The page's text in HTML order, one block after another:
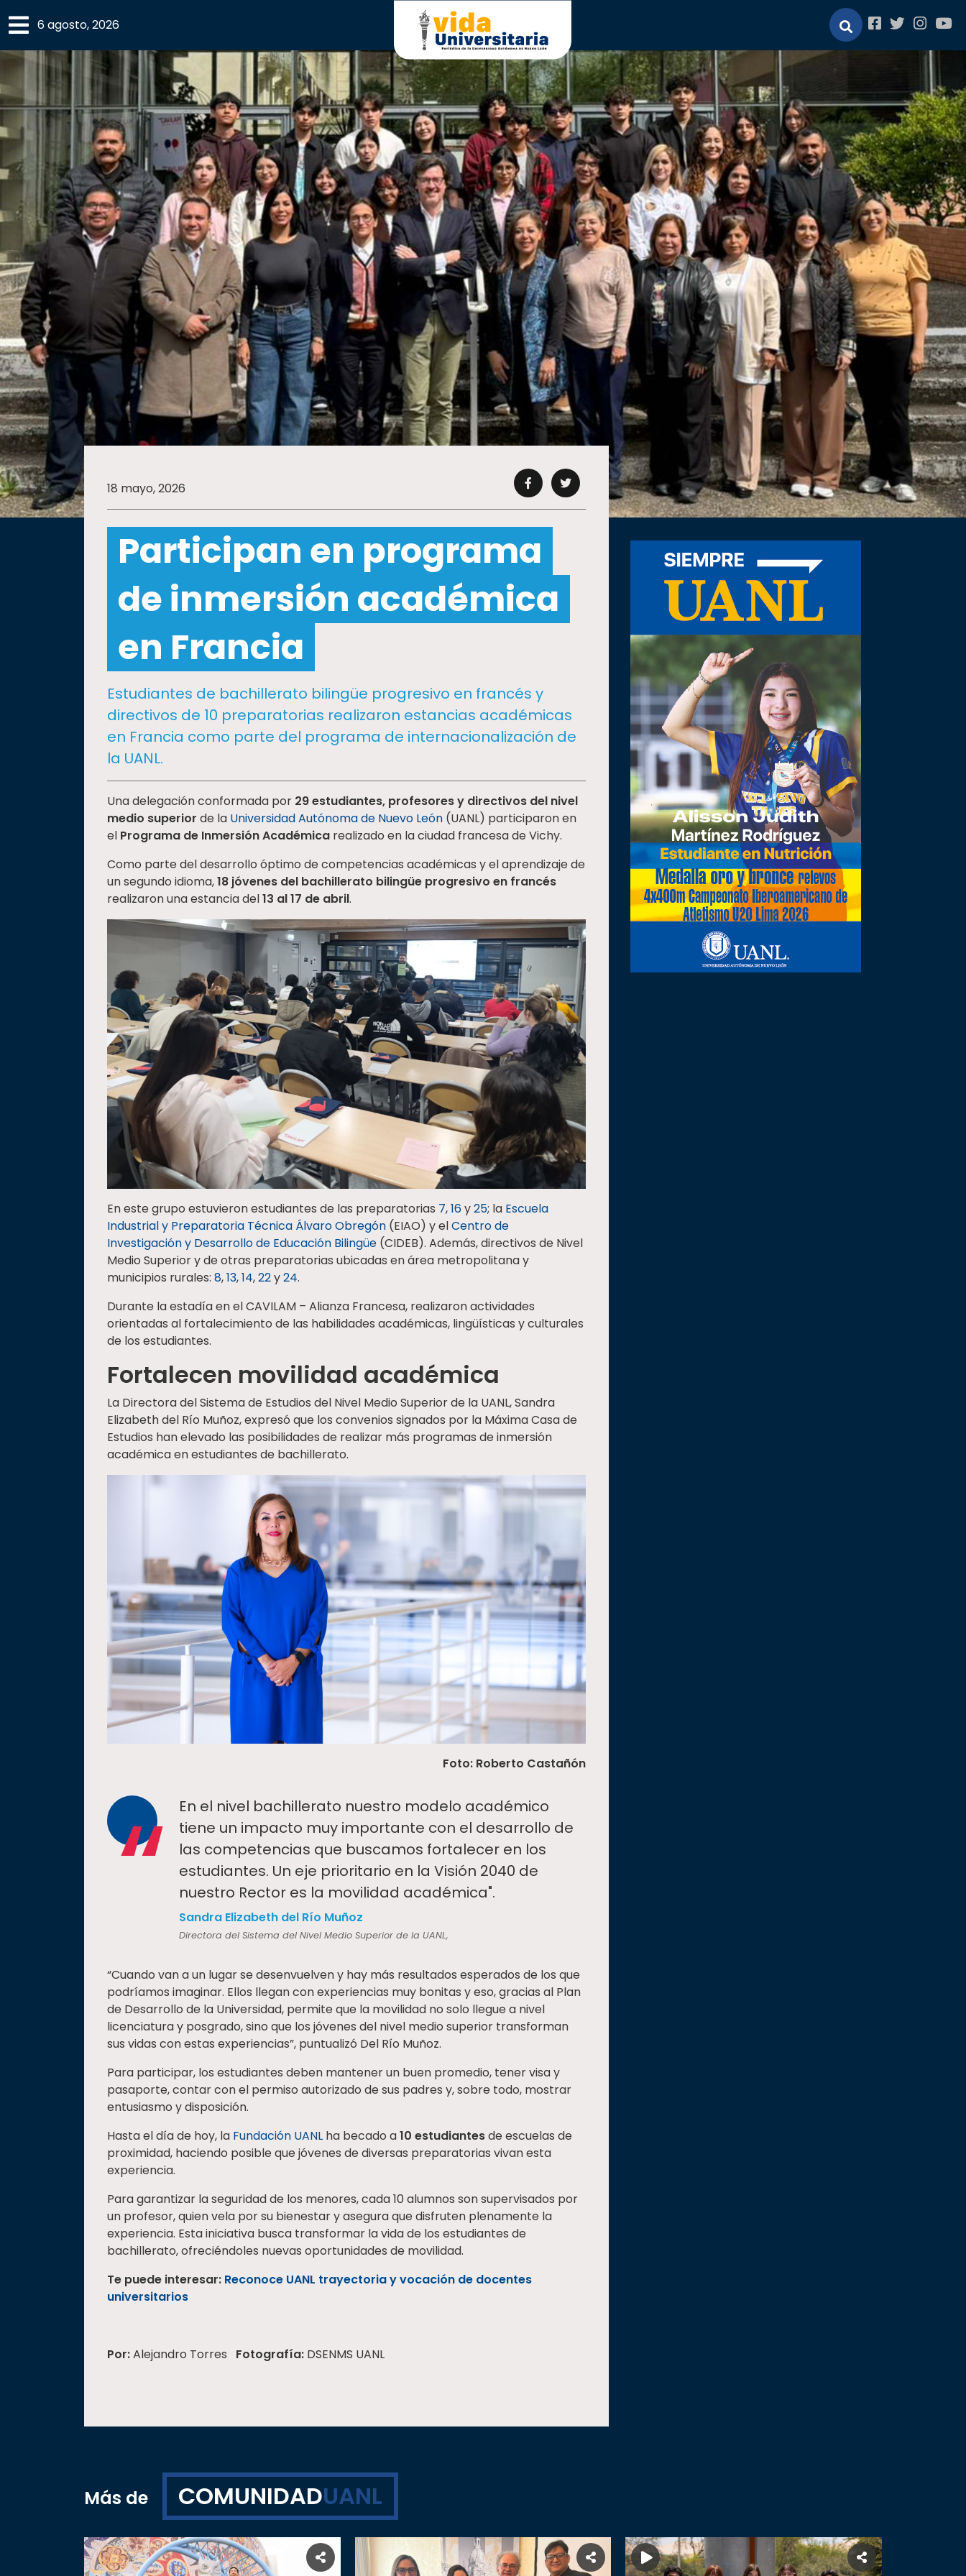
×
SECCIONES
ACADEMIA
CAMPUS UANL
COMUNIDADUANL
CULTURA
DEPORTES
I+D+IEXPERTOS
SALUD
SUSTENTABILIDAD
TEMAS
Oferta
educativa
Internacionalización
6 agosto, 2026
18 mayo, 2026
Participan en programa
de inmersión académica
en Francia
Estudiantes de bachillerato bilingüe progresivo en francés y
directivos de 10 preparatorias realizaron estancias académicas
en Francia como parte del programa de internacionalización de
la UANL.
Una delegación conformada por 29 estudiantes, profesores y directivos del nivel
medio superior de la Universidad Autónoma de Nuevo León (UANL) participaron en
el Programa de Inmersión Académica realizado en la ciudad francesa de Vichy.
Como parte del desarrollo óptimo de competencias académicas y el aprendizaje de
un segundo idioma,18 jóvenes del bachillerato bilingüe progresivo en francés
realizaron una estancia del13 al 17 de abril.
En este grupo estuvieron estudiantes de las preparatorias 7,16y25; la Escuela
Industrial y Preparatoria Técnica Álvaro Obregón (EIAO) y elCentro de
Investigación y Desarrollo de Educación Bilingüe (CIDEB). Además, directivos de Nivel
Medio Superior y de otras preparatorias ubicadas en área metropolitana y
municipios rurales: 8,13,14,22y24.
Durante la estadía en el CAVILAM – Alianza Francesa, realizaron actividades
orientadas al fortalecimiento de las habilidades académicas, lingüísticas y culturales
de los estudiantes.
Fortalecen movilidad académica
La Directora del Sistema de Estudios del Nivel Medio Superior de la UANL, Sandra
Elizabeth del Río Muñoz, expresó que los convenios signados por la Máxima Casa de
Estudios han elevado las posibilidades de realizar más programas de inmersión
académica en estudiantes de bachillerato.
Foto: Roberto Castañón
“
En el nivel bachillerato nuestro modelo académico
tiene un impacto muy importante con el desarrollo de
las competencias que buscamos fortalecer en los
estudiantes. Un eje prioritario en la Visión 2040 de
nuestro Rector es la movilidad académica".
Sandra Elizabeth del Río Muñoz
Directora del Sistema del Nivel Medio Superior de la UANL,
“Cuando van a un lugar se desenvuelven y hay más resultados esperados de los que
podríamos imaginar. Ellos llegan con experiencias muy bonitas y eso, gracias al Plan
de Desarrollo de la Universidad, permite que la movilidad no solo llegue a nivel
licenciatura y posgrado, sino que los jóvenes del nivel medio superior transforman
sus vidas con estas experiencias”, puntualizó Del Río Muñoz.
Para participar, los estudiantes deben mantener un buen promedio, tener visa y
pasaporte, contar con el permiso autorizado de sus padres y, sobre todo, mostrar
entusiasmo y disposición.
Hasta el día de hoy, la Fundación UANL ha becado a10 estudiantesde escuelas de
proximidad, haciendo posible que jóvenes de diversas preparatorias vivan esta
experiencia.
Para garantizar la seguridad de los menores, cada 10 alumnos son supervisados por
un profesor, quien vela por su bienestar y asegura que disfruten plenamente la
experiencia. Esta iniciativa busca transformar la vida de los estudiantes de
bachillerato, ofreciéndoles nuevas oportunidades de movilidad.
Te puede interesar: Reconoce UANL trayectoria y vocación de docentes
universitarios
Por:Alejandro Torres Fotografía: DSENMS UANL
Más de COMUNIDADUANL